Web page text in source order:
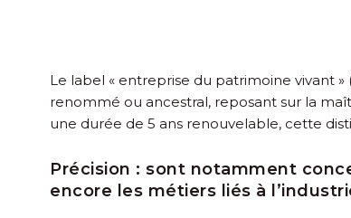
Le label « entreprise du patrimoine vivant »
renommé ou ancestral, reposant sur la
une durée de 5 ans renouvelable, cette
Précision : sont notamment
encore les métiers liés à